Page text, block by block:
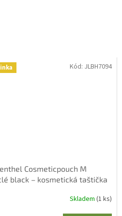
Cosmeticpouch M
black – kosmetická taštička
Skladem (1 ks)
Kód: JLBH7094